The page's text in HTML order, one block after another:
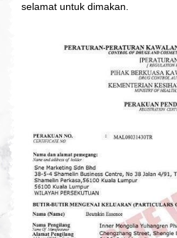
selamat untuk dimakan.